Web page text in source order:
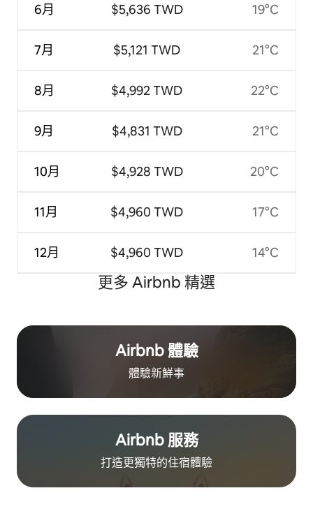
6月
7月
8月
9月
10月
11月
12月
$5,636 TWD
$5,121 TWD
$4,992 TWD
$4,831 TWD
$4,928 TWD
$4,960 TWD
$4,960 TWD
19°C
21°C
22°C
21°C
20°C
17°C
14°C
更多 Airbnb 精選
Airbnb 體驗
體驗新鮮事
Airbnb 服務
打造更獨特的住⁠宿⁠體⁠驗